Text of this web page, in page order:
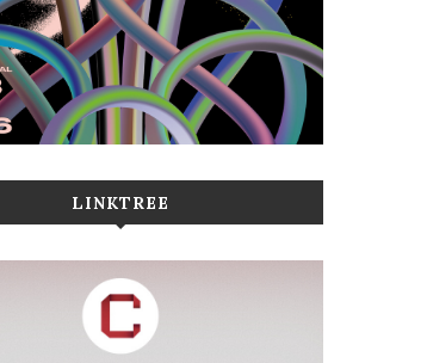
LINKTREE